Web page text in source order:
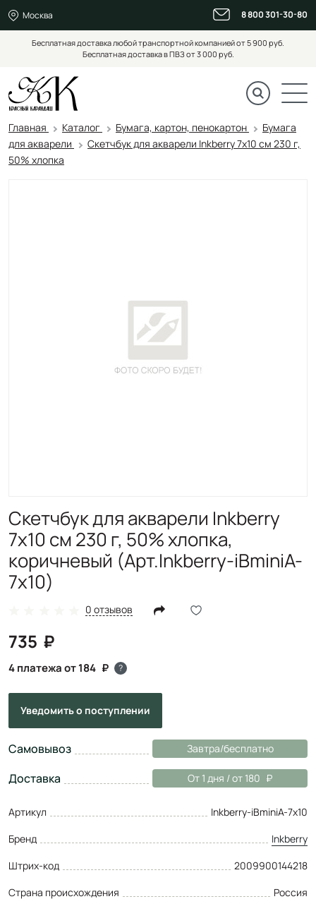
Москва 8 800 301-30-80
Бесплатная доставка любой транспортной компанией от 5 900 руб.
Бесплатная доставка в ПВЗ от 3 000 руб.
Главная Каталог Бумага, картон, пенокартон
Бумага
для акварели
Скетчбук для акварели Inkberry 7х10 см 230 г,
50% хлопка
Скетчбук для акварели Inkberry
7х10 см 230 г, 50% хлопка,
коричневый (Арт.Inkberry-iBminiA-
7x10)
0 отзывов
735
4 платежа от 184 ?
Уведомитьо поступлении
Самовывоз Завтра/бесплатно
Доставка От 1 дня / от 180
Артикул
Inkberry-iBminiA-7x10
Бренд
Inkberry
Штрих-код
2009900144218
Страна происхождения
Россия